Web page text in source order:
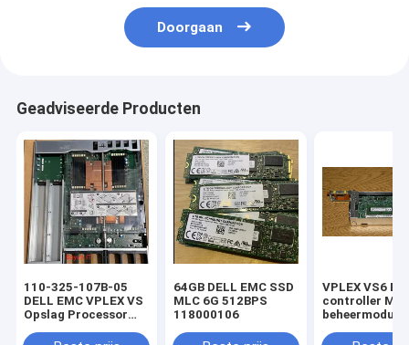
Doorgaan
Geadviseerde Producten
110-325-107B-05
DELL EMC VPLEX VS
Opslag Processor
/ Mem VPLEX DELL
64GB DELL EMC SSD
MLC 6G 512BPS
118000106
VPLEX VS6
controller
beheermodule
SSD 100-564-